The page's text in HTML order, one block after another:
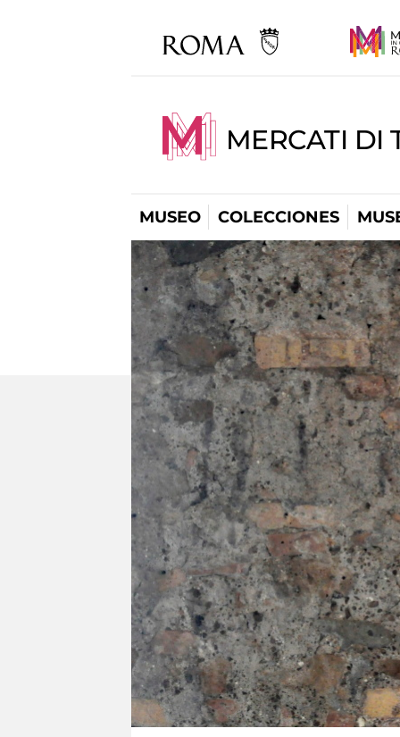
MERCATI DI
MUSEO COLECCIONES